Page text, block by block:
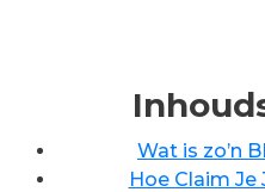
Wat is zo’n
Hoe Claim Je